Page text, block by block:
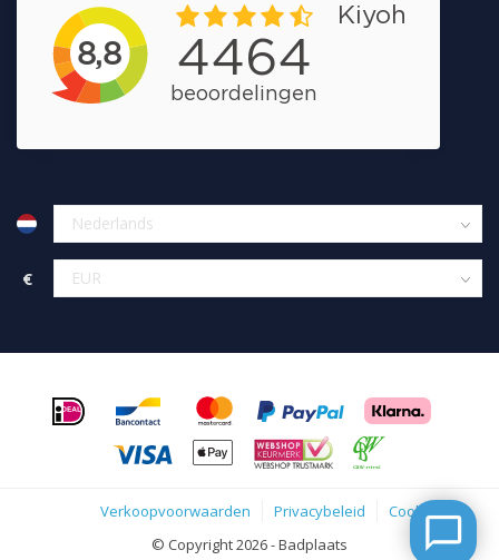
€
Verkoopvoorwaarden Privacybeleid
Cookies
© Copyright 2026 - Badplaats